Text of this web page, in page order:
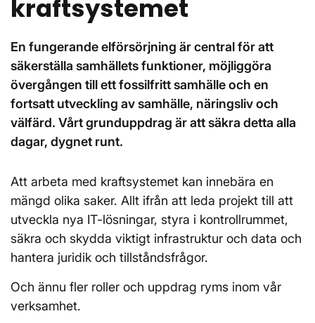
kraftsystemet
En fungerande elförsörjning är central för att
säkerställa samhällets funktioner, möjliggöra
övergången till ett fossilfritt samhälle och en
fortsatt utveckling av samhälle, näringsliv och
välfärd. Vårt grunduppdrag är att säkra detta alla
dagar, dygnet runt.
Att arbeta med kraftsystemet kan innebära en
mängd olika saker. Allt ifrån att leda projekt till att
utveckla nya IT-lösningar, styra i kontrollrummet,
säkra och skydda viktigt infrastruktur och data och
hantera juridik och tillståndsfrågor.
Och ännu fler roller och uppdrag ryms inom vår
verksamhet.